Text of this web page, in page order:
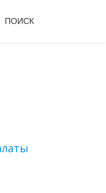
ПОИСК